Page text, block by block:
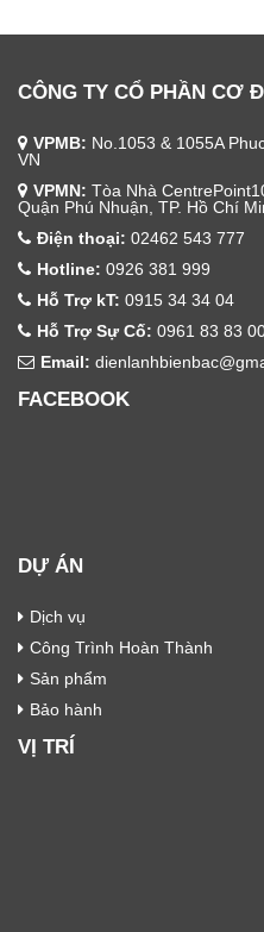
CÔNG TY CỔ PHẦN CƠ
VPMB: No.1053 & 1055A
VN
VPMN: Tòa Nhà
Quận Phú Nhuận, TP. Hồ Chí
Điện thoại: 02462 543 777
Hotline: 0926 381 999
Hỗ Trợ kT: 0915 34 34 04
Hỗ Trợ Sự Cố: 0961 83 83
Email:
FACEBOOK
DỰ ÁN
Dịch vụ
Công Trình Hoàn Thành
Sản phẩm
Bảo hành
VỊ TRÍ